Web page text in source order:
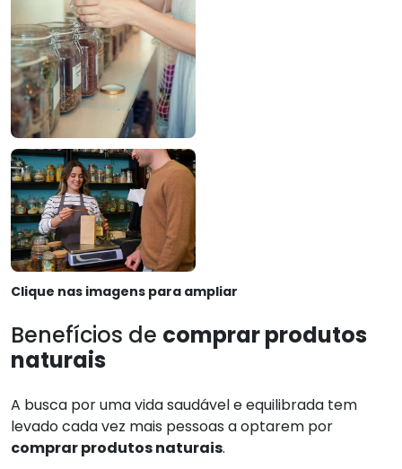
Clique nas imagens para ampliar
Benefícios de comprar produtos
naturais
A busca por uma vida saudável e equilibrada tem
levado cada vez mais pessoas a optarem por
comprar produtos naturais.